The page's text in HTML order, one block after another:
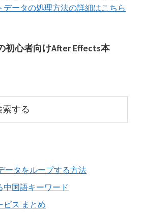
データの処理方法の詳細はこちら
初心者向けAfter Effects本
ータをループする方法
中国語キーワード
ビス まとめ